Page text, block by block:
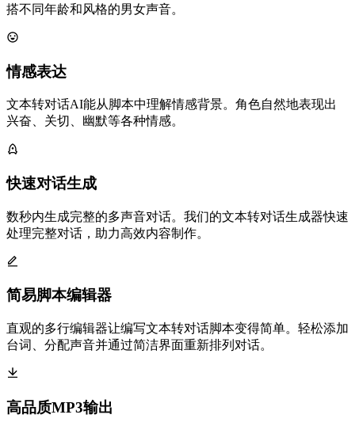
搭不同年龄和风格的男女声音。
情感表达
文本转对话AI能从脚本中理解情感背景。角色自然地表现出
兴奋、关切、幽默等各种情感。
快速对话生成
数秒内生成完整的多声音对话。我们的文本转对话生成器快速
处理完整对话，助力高效内容制作。
简易脚本编辑器
直观的多行编辑器让编写文本转对话脚本变得简单。轻松添加
台词、分配声音并通过简洁界面重新排列对话。
高品质MP3输出